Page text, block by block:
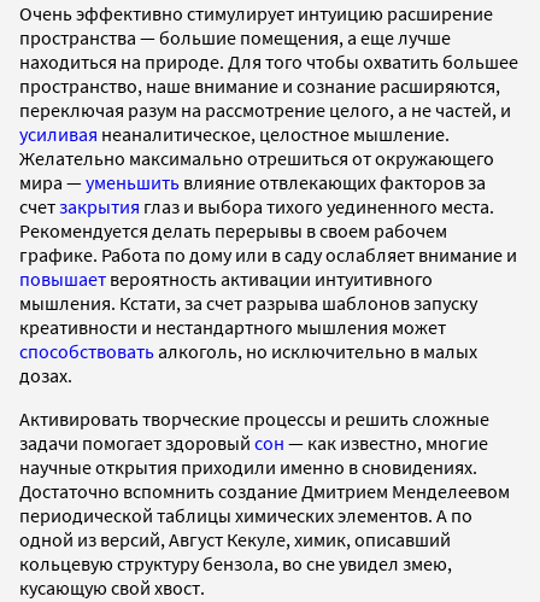
Очень эффективно стимулирует интуицию расширение
пространства — большие помещения, а еще лучше
находиться на природе. Для того чтобы охватить большее
пространство, наше внимание и сознание расширяются,
переключая разум на рассмотрение целого, а не частей, и
усиливая неаналитическое, целостное мышление.
Желательно максимально отрешиться от окружающего
мира —уменьшить влияние отвлекающих факторов за
счетзакрытия глаз и выбора тихого уединенного места.
Рекомендуется делать перерывы в своем рабочем
графике. Работа по дому или в саду ослабляет внимание и
повышает вероятность активации интуитивного
мышления. Кстати, за счет разрыва шаблонов запуску
креативности и нестандартного мышления может
способствоватьалкоголь, но исключительно в малых
дозах.
Активировать творческие процессы и решить сложные
задачи помогает здоровый сон — как известно, многие
научные открытия приходили именно в сновидениях.
Достаточно вспомнить создание Дмитрием Менделеевом
периодической таблицы химических элементов. А по
одной из версий, Август Кекуле, химик, описавший
кольцевую структуру бензола, во сне увидел змею,
кусающую свой хвост.